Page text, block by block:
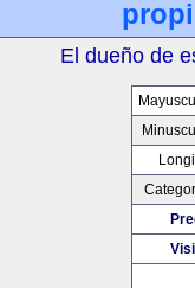
El dueño de